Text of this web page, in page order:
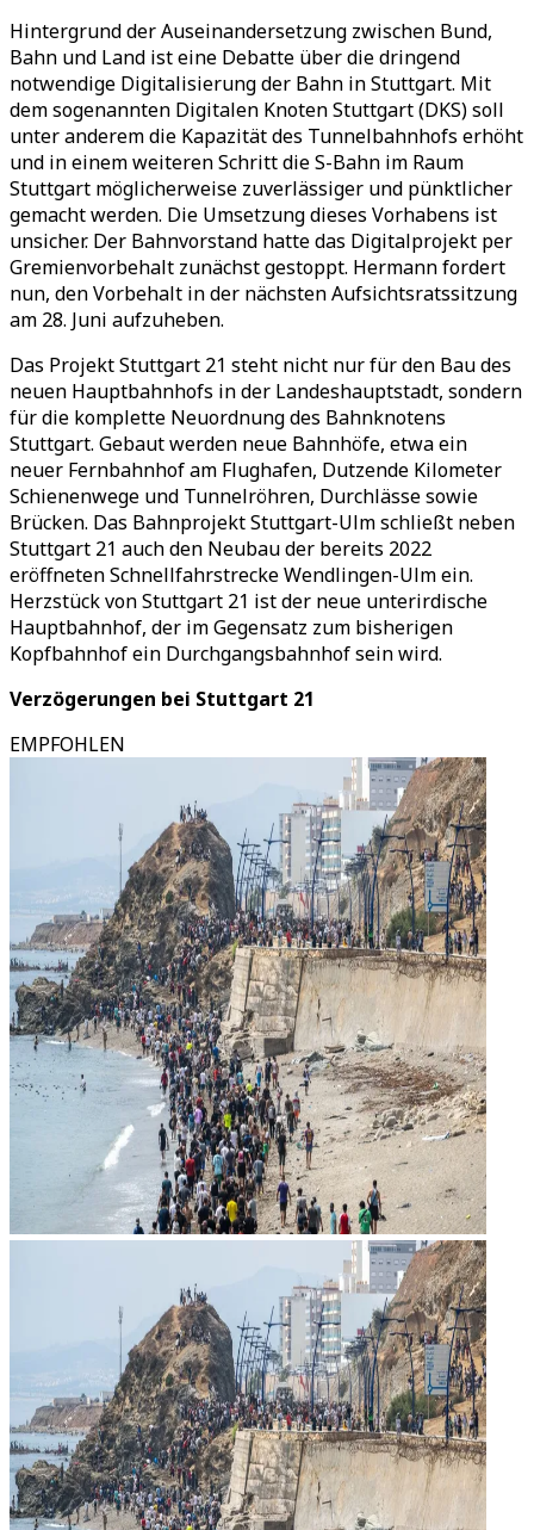
Hintergrund der Auseinandersetzung zwischen Bund,
Bahn und Land ist eine Debatte über die dringend
notwendige Digitalisierung der Bahn in Stuttgart. Mit
dem sogenannten Digitalen Knoten Stuttgart (DKS) soll
unter anderem die Kapazität des Tunnelbahnhofs erhöht
und in einem weiteren Schritt die S-Bahn im Raum
Stuttgart möglicherweise zuverlässiger und pünktlicher
gemacht werden. Die Umsetzung dieses Vorhabens ist
unsicher. Der Bahnvorstand hatte das Digitalprojekt per
Gremienvorbehalt zunächst gestoppt. Hermann fordert
nun, den Vorbehalt in der nächsten Aufsichtsratssitzung
am 28. Juni aufzuheben.
Das Projekt Stuttgart 21 steht nicht nur für den Bau des
neuen Hauptbahnhofs in der Landeshauptstadt, sondern
für die komplette Neuordnung des Bahnknotens
Stuttgart. Gebaut werden neue Bahnhöfe, etwa ein
neuer Fernbahnhof am Flughafen, Dutzende Kilometer
Schienenwege und Tunnelröhren, Durchlässe sowie
Brücken. Das Bahnprojekt Stuttgart-Ulm schließt neben
Stuttgart 21 auch den Neubau der bereits 2022
eröffneten Schnellfahrstrecke Wendlingen-Ulm ein.
Herzstück von Stuttgart 21 ist der neue unterirdische
Hauptbahnhof, der im Gegensatz zum bisherigen
Kopfbahnhof ein Durchgangsbahnhof sein wird.
Verzögerungen bei Stuttgart 21
EMPFOHLEN